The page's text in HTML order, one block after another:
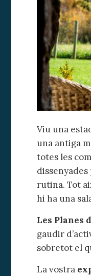
Viu una
una antiga
totes les
rutina. Tot
hi ha una
Les Planes
gaudir
sobretot el
La vostra